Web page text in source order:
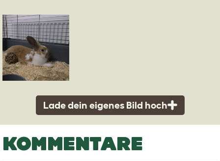
Lade dein eigenes Bild hoch
KOMMENTARE